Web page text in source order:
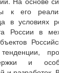
к его
в условиях
России в
и